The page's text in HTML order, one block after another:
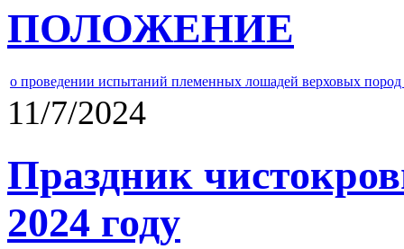
ПОЛОЖЕНИЕ
о проведении испытаний племенных лошадей верховых
11/7/2024
Праздник
2024 году